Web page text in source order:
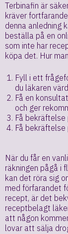
Terbinafin är
kräver
denna anledning
beställa på en
som inte har
köpa det. Hur
Fyll i ett
du läkaren
Få en
och ger
Få
Få bekräftelse
När du får en
räkningen pågå i
kan det röra sig
med förfarandet
recept, är det
receptbelagt
att någon
lovar att sälja